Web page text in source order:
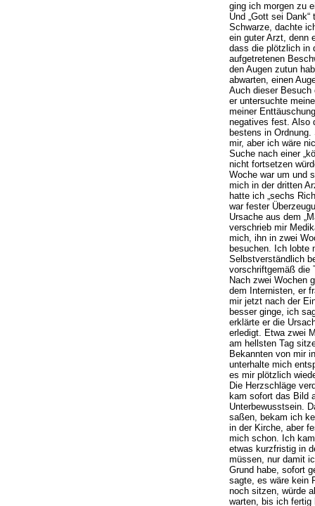
ging ich morgen zu
Und „Gott sei
Schwarze, dachte
ein guter Arzt, denn
dass die plötzlich in
aufgetretenen
den Augen zutun
abwarten, einen
Auch dieser Besuch
er untersuchte
meiner
negatives fest. Also
bestens in
mir, aber ich wäre
Suche nach einer
nicht fortsetzen
Woche war um und
mich in der dritten
hatte ich „sechs
war fester
Ursache aus dem
verschrieb mir
mich, ihn in zwei
besuchen. Ich lobte
Selbstverständlich
vorschriftgemäß die
Nach zwei Wochen
dem Internisten, er
mir jetzt nach der
besser ginge, ich
erklärte er die
erledigt. Etwa zwei
am hellsten Tag
Bekannten von mir
unterhalte mich
es mir plötzlich
Die Herzschläge
kam sofort das Bild
Unterbewusstsein.
saßen, bekam ich
in der Kirche, aber
mich schon. Ich
etwas kurzfristig in
müssen, nur damit
Grund habe, sofort
sagte, es wäre kein
noch sitzen, würde
warten, bis ich